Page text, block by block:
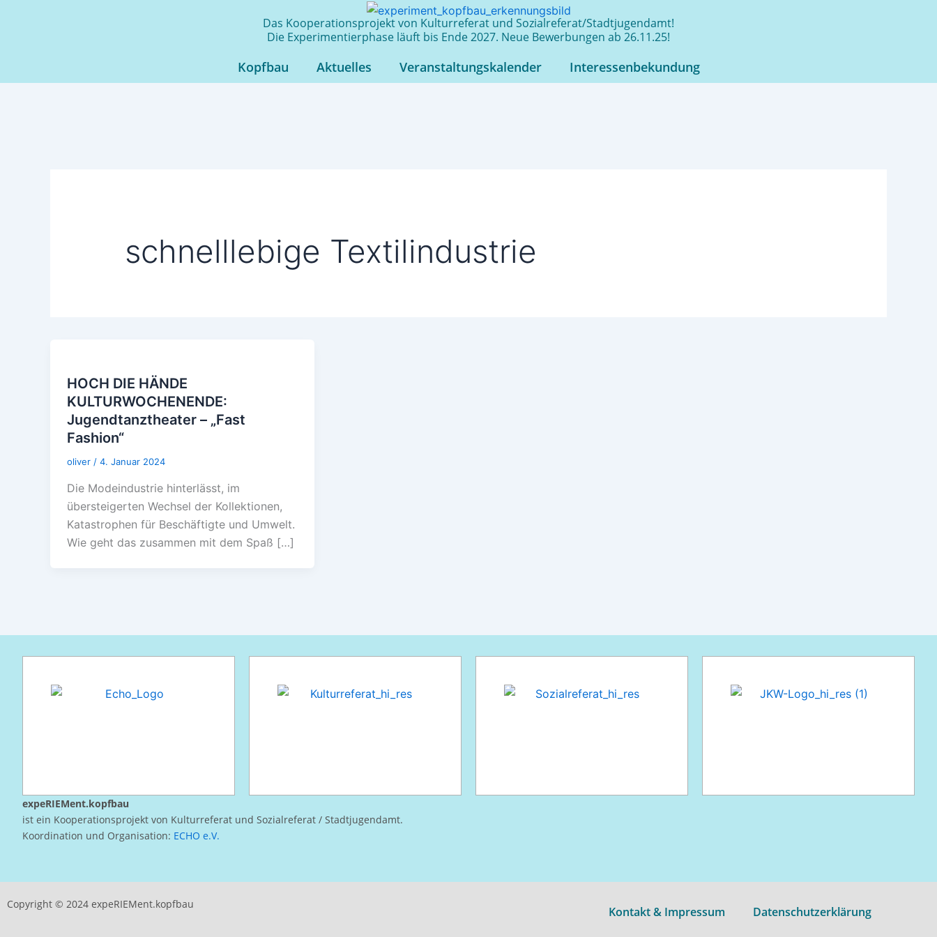
Das Kooperationsprojekt von Kulturreferat und Sozialreferat/Stadtjugendamt!
Die Experimentierphase läuft bis Ende 2027. Neue Bewerbungen ab 26.11.25!
Kopfbau Aktuelles Veranstaltungskalender Interessenbekundung
schnelllebige Textilindustrie
HOCH DIE HÄNDE
KULTURWOCHENENDE:
Jugendtanztheater – „Fast
Fashion“
oliver / 4. Januar 2024
Die Modeindustrie hinterlässt, im
übersteigerten Wechsel der Kollektionen,
Katastrophen für Beschäftigte und Umwelt.
Wie geht das zusammen mit dem Spaß […]
expeRIEMent.kopfbau
ist ein Kooperationsprojekt von Kulturreferat und Sozialreferat / Stadtjugendamt.
Koordination und Organisation: ECHO e.V.
Copyright © 2024 expeRIEMent.kopfbau
Kontakt & Impressum Datenschutzerklärung